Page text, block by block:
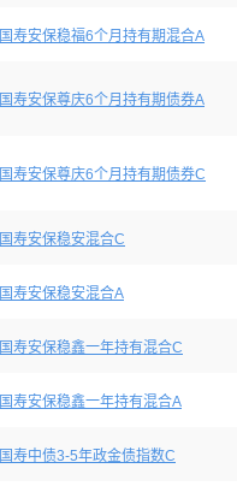
国寿安保稳福6个月持有期混合A
国寿安保尊庆6个月持有期债券A
国寿安保尊庆6个月持有期债券C
国寿安保稳安混合C
国寿安保稳安混合A
国寿安保稳鑫一年持有混合C
国寿安保稳鑫一年持有混合A
国寿中债3-5年政金债指数C